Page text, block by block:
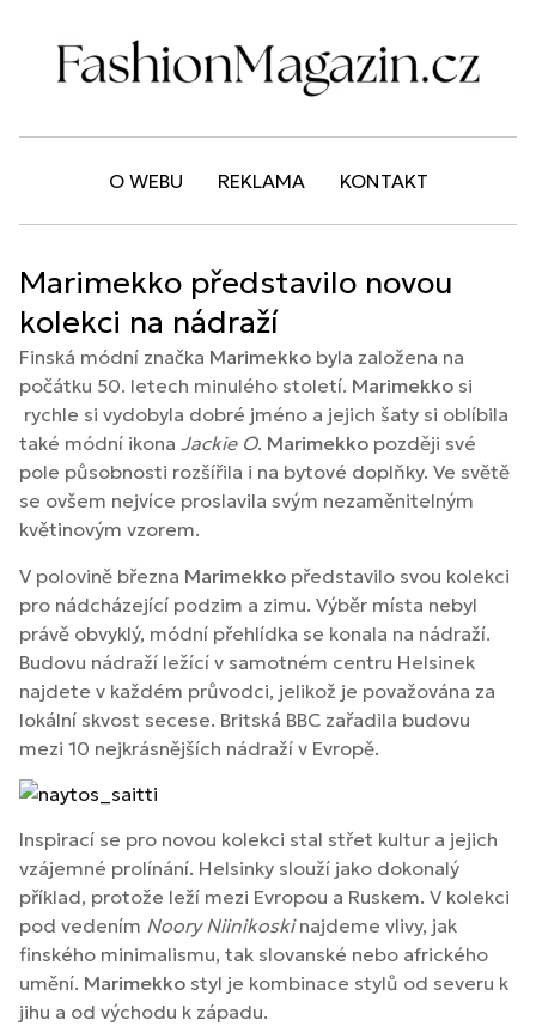
O WEBU REKLAMA KONTAKT
Marimekko představilo novou
kolekci na nádraží
Finská módní značka Marimekko byla založena na
počátku 50. letech minulého století. Marimekko si
rychle si vydobyla dobré jméno a jejich šaty si oblíbila
také módní ikona Jackie O. Marimekko později své
pole působnosti rozšířila i na bytové doplňky. Ve světě
se ovšem nejvíce proslavila svým nezaměnitelným
květinovým vzorem.
V polovině března Marimekko představilo svou kolekci
pro nádcházející podzim a zimu. Výběr místa nebyl
právě obvyklý, módní přehlídka se konala na nádraží.
Budovu nádraží ležící v samotném centru Helsinek
najdete v každém průvodci, jelikož je považována za
lokální skvost secese. Britská BBC zařadila budovu
mezi 10 nejkrásnějších nádraží v Evropě.
Inspirací se pro novou kolekci stal střet kultur a jejich
vzájemné prolínání. Helsinky slouží jako dokonalý
příklad, protože leží mezi Evropou a Ruskem. V kolekci
pod vedením Noory Niinikoskinajdeme vlivy, jak
finského minimalismu, tak slovanské nebo afrického
umění. Marimekko styl je kombinace stylů od severu k
jihu a od východu k západu.